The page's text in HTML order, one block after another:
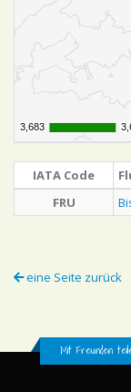
3,683
3,683
IATA Code
FRU
eine Seite zurück
Mit Freunden